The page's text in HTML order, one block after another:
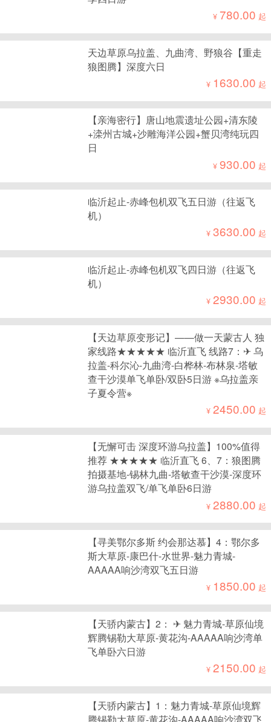
¥ 780.00 起
天边草原乌拉盖、九曲湾、野狼谷【重走
狼图腾】深度六日
¥ 1630.00 起
【亲海密行】唐山地震遗址公园+清东陵
+滦州古城+沙雕海洋公园+蟹贝湾纯玩四
日
¥930.00 起
临沂起止-赤峰包机双飞五日游（往返飞
机）
¥3630.00 起
临沂起止-赤峰包机双飞四日游（往返飞
机）
¥2930.00 起
【天边草原变形记】——做一天蒙古人 独
家线路★★★★★ 临沂直飞 线路7：✈ 乌
拉盖-科尔沁-九曲湾-白桦林-布林泉-塔敏
查干沙漠单飞单卧/双卧5日游 ※乌拉盖亲
子夏令营※
¥2450.00 起
【无懈可击 深度环游乌拉盖】100%值得
推荐 ★★★★★ 临沂直飞 6、7：狼图腾
拍摄基地-锡林九曲-塔敏查干沙漠-深度环
游乌拉盖双飞/单飞单卧6日游
¥2880.00 起
【寻美鄂尔多斯 约会那达慕】4：鄂尔多
斯大草原-康巴什-水世界-魅力青城-
AAAAA响沙湾双飞五日游
¥ 1850.00 起
【天骄内蒙古】2： ✈ 魅力青城-草原仙境
辉腾锡勒大草原-黄花沟-AAAAA响沙湾单
飞单卧六日游
¥2150.00 起
【天骄内蒙古】1：魅力青城-草原仙境辉
腾锡勒大草原-黄花沟-AAAAA响沙湾双飞